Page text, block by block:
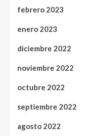
febrero 2023
enero 2023
diciembre 2022
noviembre 2022
octubre 2022
septiembre 2022
agosto 2022